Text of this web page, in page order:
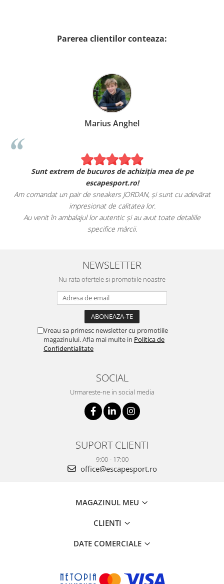
Parerea clientilor conteaza:
Marius Anghel
Sunt extrem de bucuros de achiziția mea de pe
escapesport.ro!
Am comandat un pair de sneakers JORDAN, și sunt cu adevărat
impresionat de calitatea lor.
Au venit în ambalajul lor autentic și au avut toate detaliile
specifice mărcii.
NEWSLETTER
Nu rata ofertele si promotiile noastre
Vreau sa primesc newsletter cu promotiile
magazinului. Afla mai multe in Politica de
Confidentialitate
SOCIAL
Urmareste-ne in social media
SUPORT CLIENTI
9:00 - 17:00
office@escapesport.ro
MAGAZINUL MEU
CLIENTI
DATE COMERCIALE